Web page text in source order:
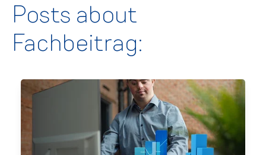
Posts about
Fachbeitrag: